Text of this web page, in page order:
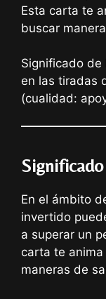
Esta carta te
buscar
Significado de
en las tiradas
(cualidad:
En el ámbito
invertido
a superar un
carta te
maneras de